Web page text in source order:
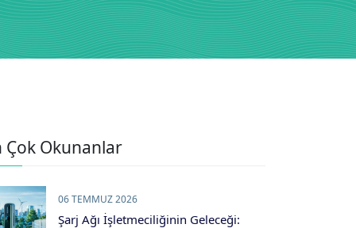
Çok Okunanlar
06 TEMMUZ 2026
Şarj Ağı İşletmeciliğinin Geleceği: